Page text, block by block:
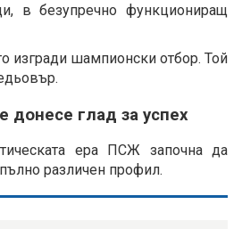
в безупречно функциониращ
изгради шампионски отбор. Той
донесе глад за успех
ера ПСЖ започна да
различен профил.